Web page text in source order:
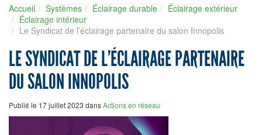
Accueil Systèmes Éclairage durable
Éclairage extérieur
Éclairage intérieur
Le Syndicat de l’éclairage partenaire du salon Innopolis
LE SYNDICAT DE L’ÉCLAIRAGE PARTENAIRE
DU SALON INNOPOLIS
Publié le 17 juillet 2023 dansActions en réseau